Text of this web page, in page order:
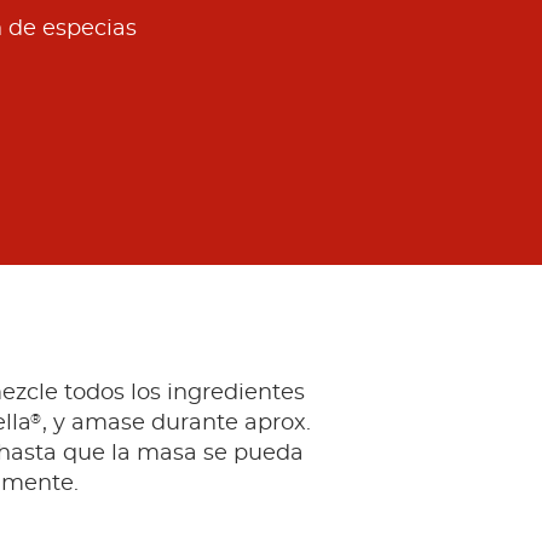
especias
todos los ingredientes
® , y amase durante aprox.
que la masa se pueda